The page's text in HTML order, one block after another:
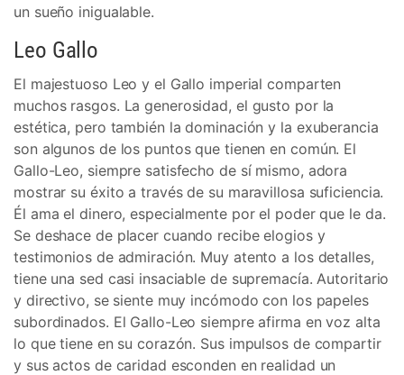
un sueño inigualable.
Leo Gallo
El majestuoso Leo y el Gallo imperial comparten
muchos rasgos. La generosidad, el gusto por la
estética, pero también la dominación y la exuberancia
son algunos de los puntos que tienen en común. El
Gallo-Leo, siempre satisfecho de sí mismo, adora
mostrar su éxito a través de su maravillosa suficiencia.
Él ama el dinero, especialmente por el poder que le da.
Se deshace de placer cuando recibe elogios y
testimonios de admiración. Muy atento a los detalles,
tiene una sed casi insaciable de supremacía. Autoritario
y directivo, se siente muy incómodo con los papeles
subordinados. El Gallo-Leo siempre afirma en voz alta
lo que tiene en su corazón. Sus impulsos de compartir
y sus actos de caridad esconden en realidad un